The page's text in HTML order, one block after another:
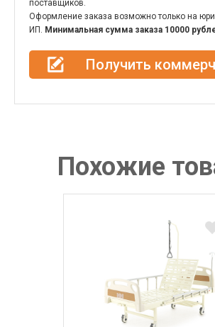
поставщиков.
Оформление заказа возможно только на
ИП. Минимальная сумма заказа 10000
Получить
Похожие